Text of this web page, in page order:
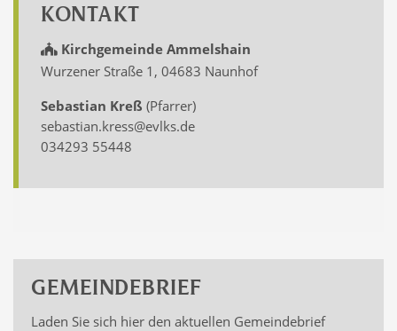
KONTAKT
Kirchgemeinde Ammelshain
Wurzener Straße 1, 04683 Naunhof
Sebastian Kreß (Pfarrer)
sebastian.kress@evlks.de
034293 55448
GEMEINDEBRIEF
Laden Sie sich hier den aktuellen Gemeindebrief